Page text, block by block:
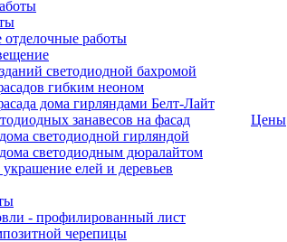
работы
светодиодной бахромой
гибким неоном
дома гирляндами Белт-Лайт
занавесов на фасад
светодиодной гирляндой
светодиодным дюралайтом
елей и деревьев
- профилированный лист
черепицы
Цены